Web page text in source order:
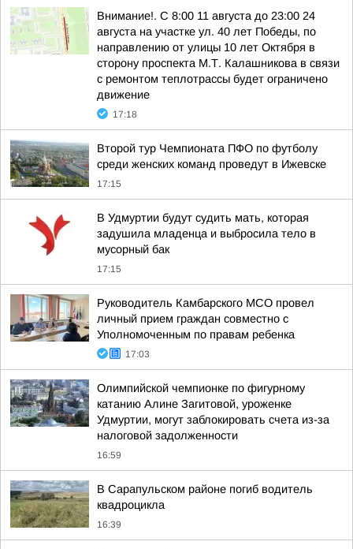
Внимание!. С 8:00 11 августа до 23:00 24
августа на участке ул. 40 лет Победы, по
направлению от улицы 10 лет Октября в
сторону проспекта М.Т. Калашникова в связи
с ремонтом теплотрассы будет ограничено
движение
17:18
Второй тур Чемпионата ПФО по футболу
среди женских команд проведут в Ижевске
17:15
В Удмуртии будут судить мать, которая
задушила младенца и выбросила тело в
мусорный бак
17:15
Руководитель Камбарского МСО провел
личный прием граждан совместно с
Уполномоченным по правам ребенка
17:03
Олимпийской чемпионке по фигурному
катанию Алине Загитовой, уроженке
Удмуртии, могут заблокировать счета из-за
налоговой задолженности
16:59
В Сарапульском районе погиб водитель
квадроцикла
16:39